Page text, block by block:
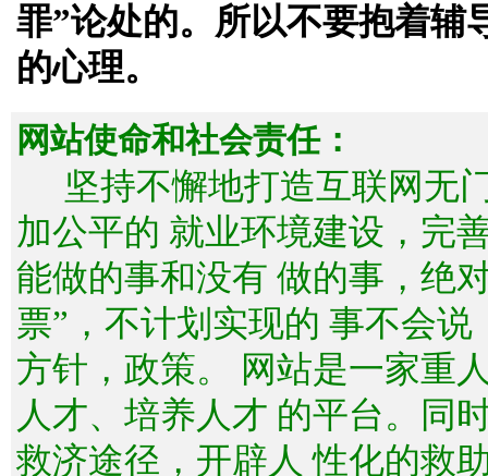
罪”论处的。所以不要抱着辅
的心理。
网站使命和社会责任：
坚持不懈地打造互联网无
加公平的 就业环境建设，完
能做的事和没有 做的事，绝
票”，不计划实现的 事不会
方针，政策。 网站是一家重
人才、培养人才 的平台。同
救济途径，开辟人 性化的救